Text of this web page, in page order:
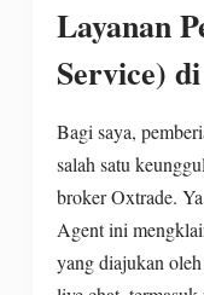
Layanan
Service)
Bagi saya,
salah satu
broker Oxtrade.
Agent ini
yang diajukan